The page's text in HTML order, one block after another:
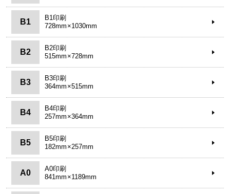
B1
B1印刷
728mm×1030mm
B2
B2印刷
515mm×728mm
B3
B3印刷
364mm×515mm
B4
B4印刷
257mm×364mm
B5
B5印刷
182mm×257mm
A0
A0印刷
841mm×1189mm